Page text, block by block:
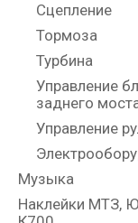
Сцепление
Тормоза
Турбина
Управление
заднего
Управление
Музыка
Наклейки МТЗ,